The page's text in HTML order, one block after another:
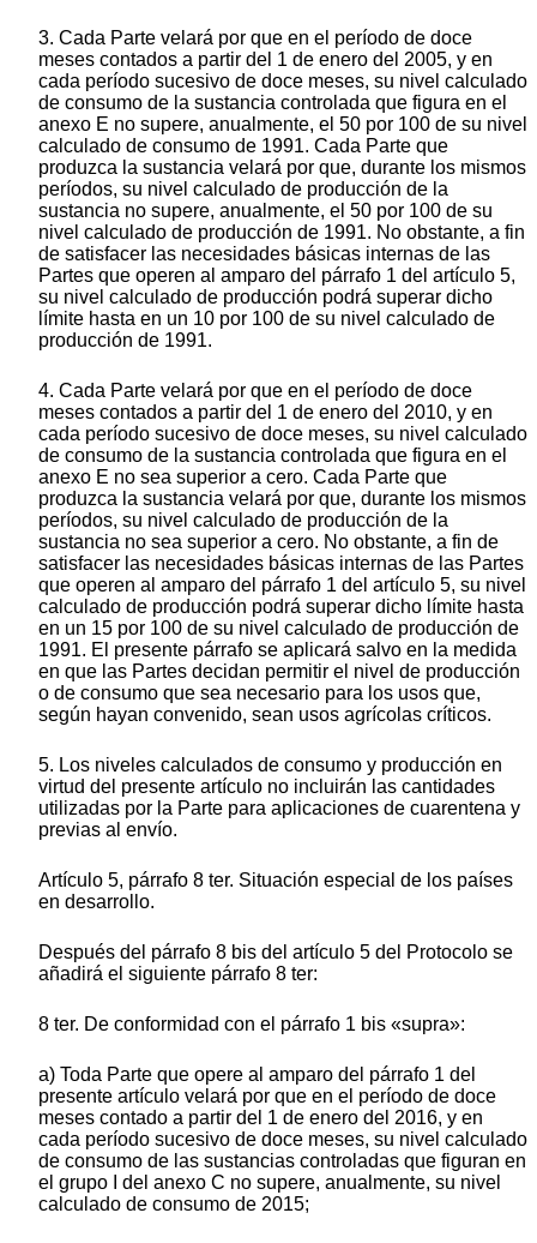
3. Cada Parte velará por que en el período de doce
meses contados a partir del 1 de enero del 2005, y en
cada período sucesivo de doce meses, su nivel calculado
de consumo de la sustancia controlada que figura en el
anexo E no supere, anualmente, el 50 por 100 de su nivel
calculado de consumo de 1991. Cada Parte que
produzca la sustancia velará por que, durante los mismos
períodos, su nivel calculado de producción de la
sustancia no supere, anualmente, el 50 por 100 de su
nivel calculado de producción de 1991. No obstante, a fin
de satisfacer las necesidades básicas internas de las
Partes que operen al amparo del párrafo 1 del artículo 5,
su nivel calculado de producción podrá superar dicho
límite hasta en un 10 por 100 de su nivel calculado de
producción de 1991.
4. Cada Parte velará por que en el período de doce
meses contados a partir del 1 de enero del 2010, y en
cada período sucesivo de doce meses, su nivel calculado
de consumo de la sustancia controlada que figura en el
anexo E no sea superior a cero. Cada Parte que
produzca la sustancia velará por que, durante los mismos
períodos, su nivel calculado de producción de la
sustancia no sea superior a cero. No obstante, a fin de
satisfacer las necesidades básicas internas de las Partes
que operen al amparo del párrafo 1 del artículo 5, su nivel
calculado de producción podrá superar dicho límite hasta
en un 15 por 100 de su nivel calculado de producción de
1991. El presente párrafo se aplicará salvo en la medida
en que las Partes decidan permitir el nivel de producción
o de consumo que sea necesario para los usos que,
según hayan convenido, sean usos agrícolas críticos.
5. Los niveles calculados de consumo y producción en
virtud del presente artículo no incluirán las cantidades
utilizadas por la Parte para aplicaciones de cuarentena y
previas al envío.
Artículo 5, párrafo 8 ter. Situación especial de los países
en desarrollo.
Después del párrafo 8 bis del artículo 5 del Protocolo se
añadirá el siguiente párrafo 8 ter:
8 ter. De conformidad con el párrafo 1 bis «supra»:
a) Toda Parte que opere al amparo del párrafo 1 del
presente artículo velará por que en el período de doce
meses contado a partir del 1 de enero del 2016, y en
cada período sucesivo de doce meses, su nivel calculado
de consumo de las sustancias controladas que figuran en
el grupo I del anexo C no supere, anualmente, su nivel
calculado de consumo de 2015;